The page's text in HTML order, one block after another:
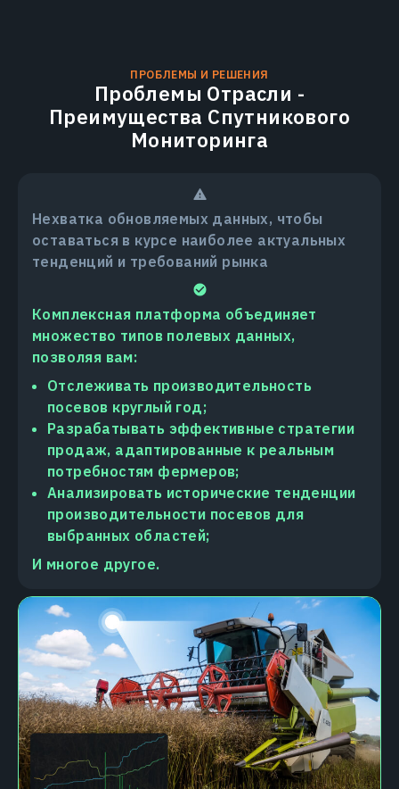
ПРОБЛЕМЫ И РЕШЕНИЯ
Проблемы Oтрасли -
Преимущества Cпутникового
Mониторинга
Нехватка обновляемых данных, чтобы
оставаться в курсе наиболее актуальных
тенденций и требований рынка
Комплексная платформа объединяет
множество типов полевых данных,
позволяя вам:
Отслеживать производительность
посевов круглый год;
Разрабатывать эффективные стратегии
продаж, адаптированные к реальным
потребностям фермеров;
Анализировать исторические тенденции
производительности посевов для
выбранных областей;
И многое другое.